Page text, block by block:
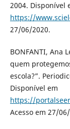
2004. Disponível
https://
27/06/2020.
BONFANTI, Ana
quem
escola?”.
Disponível em
https://
Acesso em 27/